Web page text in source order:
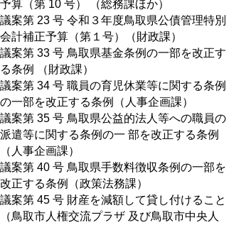
予算（第 10 号） （総務課ほか）
議案第 23 号 令和３年度鳥取県公債管理特別
会計補正予算（第１号）（財政課）
議案第 33 号 鳥取県基金条例の一部を改正す
る条例 （財政課）
議案第 34 号 職員の育児休業等に関する条例
の一部を改正する条例（人事企画課）
議案第 35 号 鳥取県公益的法人等への職員の
派遣等に関する条例の一 部を改正する条例
（人事企画課）
議案第 40 号 鳥取県手数料徴収条例の一部を
改正する条例（政策法務課）
議案第 45 号 財産を減額して貸し付けること
（鳥取市人権交流プラザ 及び鳥取市中央人